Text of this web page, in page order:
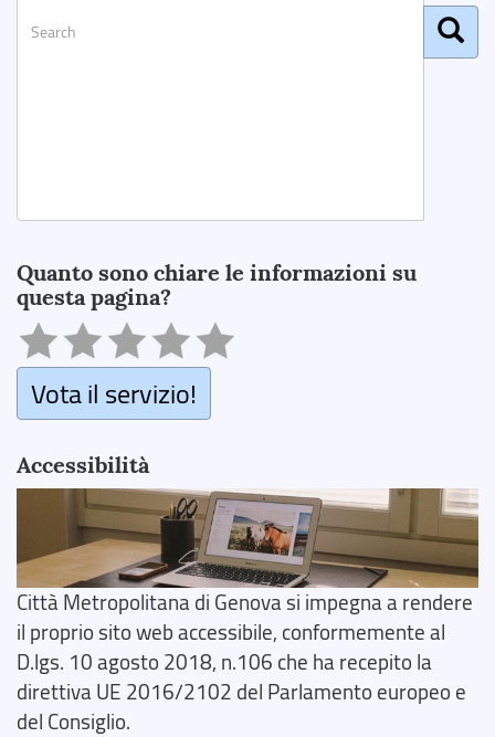
Quanto sono chiare le informazioni su
questa pagina?
Vota il servizio!
Accessibilità
Città Metropolitana di Genova si impegna a rendere
il proprio sito web accessibile, conformemente al
D.lgs. 10 agosto 2018, n.106 che ha recepito la
direttiva UE 2016/2102 del Parlamento europeo e
del Consiglio.